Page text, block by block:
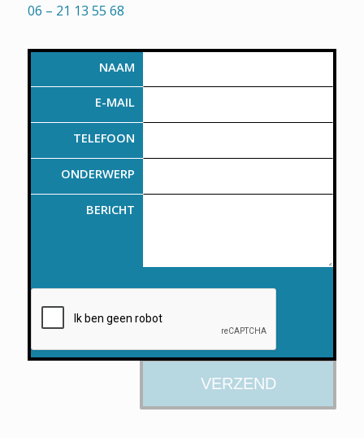
06 – 21 13 55 68
NAAM
E-MAIL
TELEFOON
ONDERWERP
BERICHT